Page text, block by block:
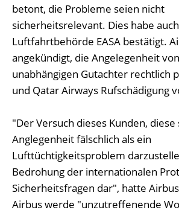
betont, die Probleme seien nicht
sicherheitsrelevant. Dies habe
Luftfahrtbehörde EASA bestätigt.
angekündigt, die Angelegenheit
unabhängigen Gutachter rechtlich
und Qatar Airways Rufschädigung
"Der Versuch dieses Kunden, diese
Anglegenheit fälschlich als ein
Lufttüchtigkeitsproblem
Bedrohung der internationalen
Sicherheitsfragen dar", hatte
Airbus werde "unzutreffenende